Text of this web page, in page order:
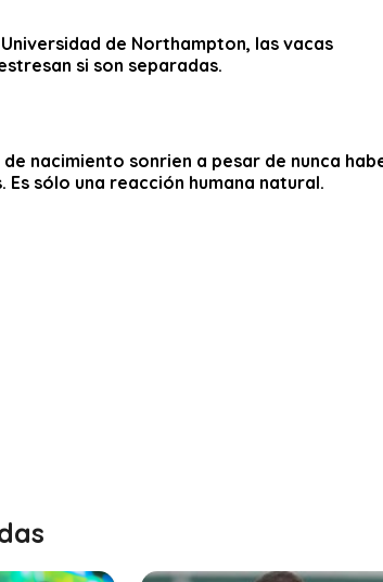
de Northampton, las vacas
si son separadas.
nacimiento sonrien a pesar de nunca
sólo una reacción humana natural.